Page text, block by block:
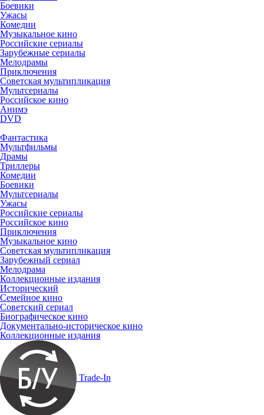
Боевики
Ужасы
Комедии
Музыкальное кино
Российские сериалы
Зарубежные сериалы
Мелодрамы
Приключения
Советская мультипликация
Мультсериалы
Российское кино
Анимэ
DVD
Фантастика
Мультфильмы
Драмы
Триллеры
Комедии
Боевики
Мультсериалы
Ужасы
Российские сериалы
Российское кино
Приключения
Музыкальное кино
Советская мультипликация
Зарубежный сериал
Мелодрама
Коллекционные издания
Исторический
Семейное кино
Советский сериал
Биографическое кино
Документально-историческое кино
Коллекционные издания
Trade-In